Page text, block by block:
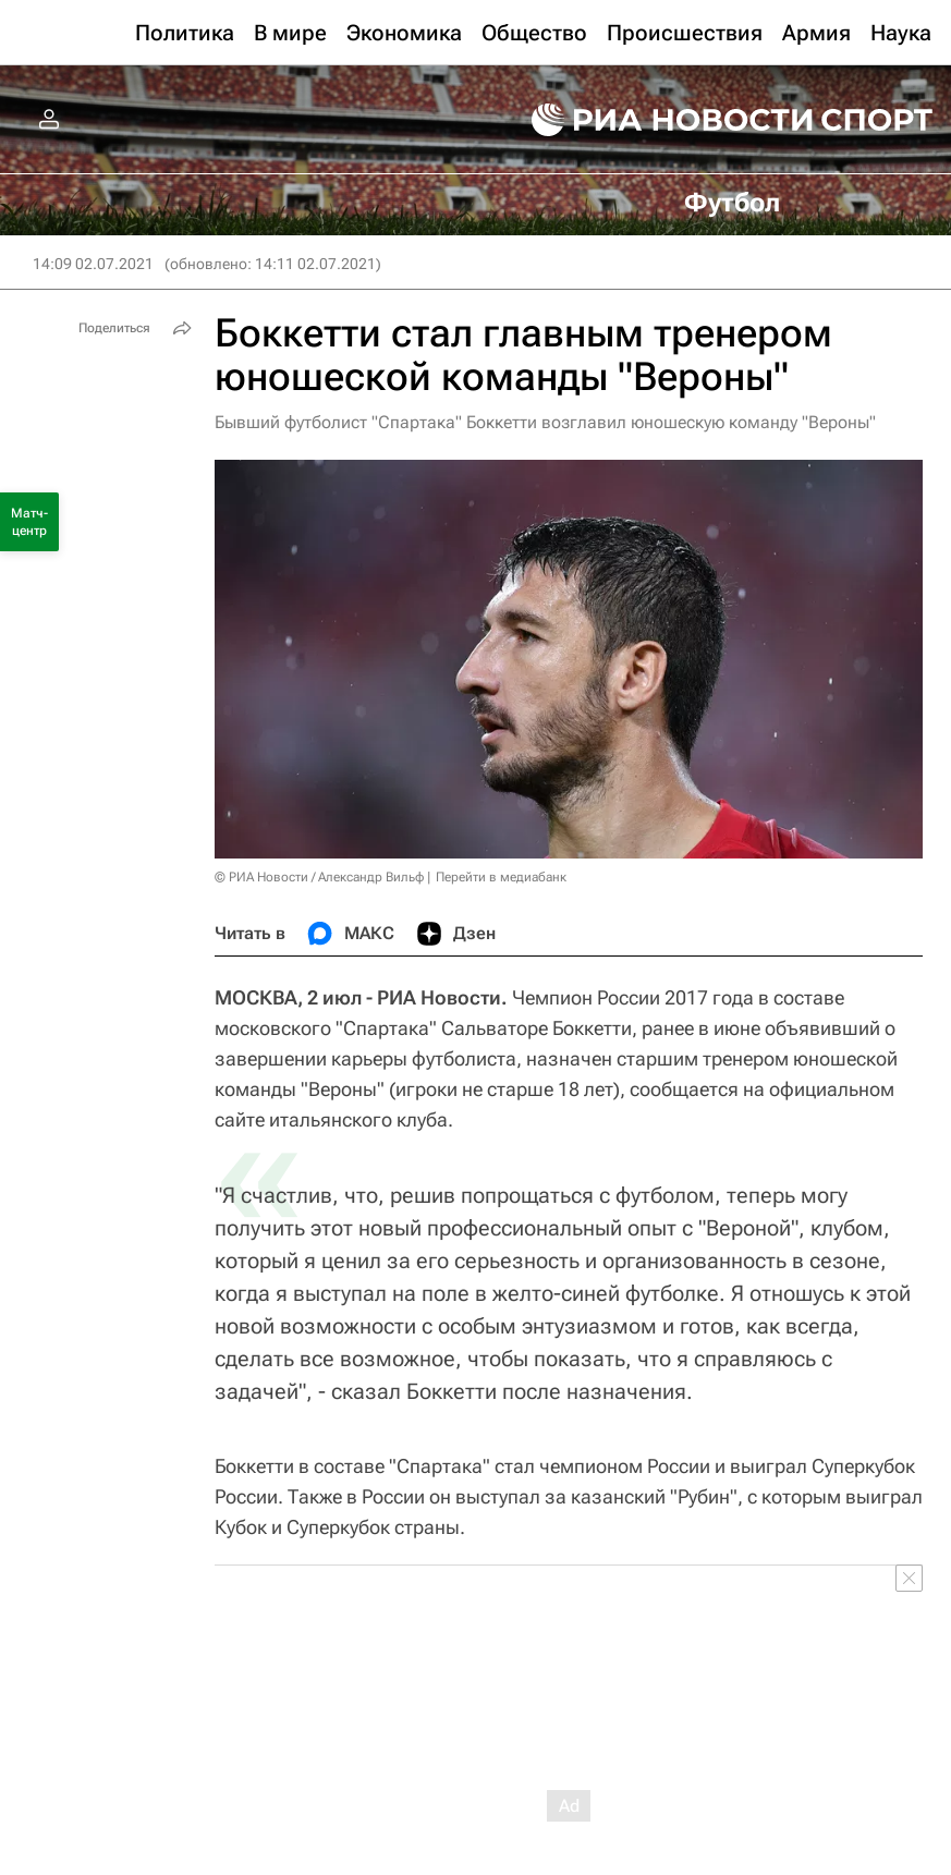
Политика В мире Экономика Общество Происшествия Армия Наука
Футбол
14:09 02.07.2021 (обновлено: 14:11 02.07.2021)
Боккетти стал главным тренером
юношеской команды "Вероны"
Бывший футболист "Спартака" Боккетти возглавил юношескую команду "Вероны"
© РИА Новости / Александр Вильф Перейти в медиабанк
Читать в МАКС Дзен
МОСКВА, 2 июл - РИА Новости. Чемпион России 2017 года в составе
московского "Спартака" Сальваторе Боккетти, ранее в июне объявивший о
завершении карьеры футболиста, назначен старшим тренером юношеской
команды "Вероны" (игроки не старше 18 лет), сообщается на официальном
сайте итальянского клуба.
«
"Я счастлив, что, решив попрощаться с футболом, теперь могу
получить этот новый профессиональный опыт с "Вероной", клубом,
который я ценил за его серьезность и организованность в сезоне,
когда я выступал на поле в желто-синей футболке. Я отношусь к этой
новой возможности с особым энтузиазмом и готов, как всегда,
сделать все возможное, чтобы показать, что я справляюсь с
задачей", - сказал Боккетти после назначения.
Боккетти в составе "Спартака" стал чемпионом России и выиграл Суперкубок
России. Также в России он выступал за казанский "Рубин", с которым выиграл
Кубок и Суперкубок страны.
Поделиться
Матч-
центр